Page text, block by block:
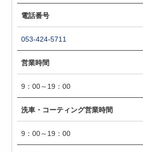
電話番号
053-424-5711
営業時間
9：00～19：00
洗車・コーティング営業時間
9：00～19：00